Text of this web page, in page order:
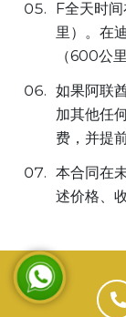
F全天时
里）。在
（600公
如果阿联
加其他任
费，并提
本合同在
述价格、